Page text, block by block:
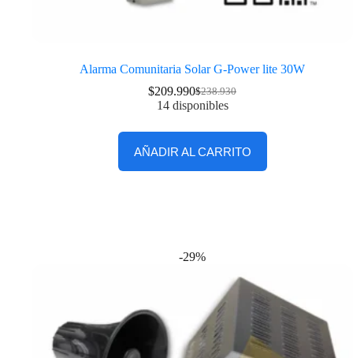
Alarma Comunitaria Solar G-Power lite 30W
$238.930
$209.990
14 disponibles
AÑADIR AL CARRITO
-29%